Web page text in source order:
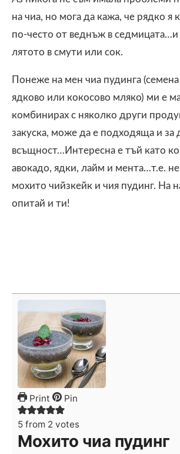
на чиа, но мога да кажа, че рядко я
по-често от веднъж в седмицата…и
лятото в смути или сок.
Понеже на мен чиа пудинга (семена
ядково или кокосово мляко) ми е
комбинирах с няколко други
закуска, може да е подходяща и за
всъщност…Интересна е тъй като
авокадо, ядки, лайм и мента…т.е.
мохито чийзкейк и чия пудинг. На
опитай и ти!
Print Pin
5 from 2 votes
Мохито чиа пудинг